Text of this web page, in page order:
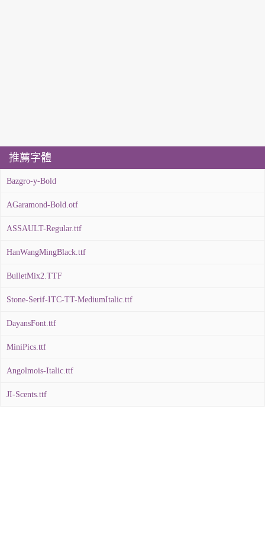
推薦字體
Bazgro-y-Bold
AGaramond-Bold.otf
ASSAULT-Regular.ttf
HanWangMingBlack.ttf
BulletMix2.TTF
Stone-Serif-ITC-TT-MediumItalic.ttf
DayansFont.ttf
MiniPics.ttf
Angolmois-Italic.ttf
JI-Scents.ttf